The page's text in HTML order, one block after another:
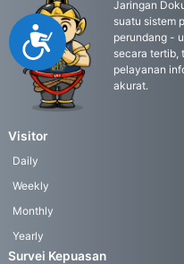
Accessibility
Jaringan
suatu sistem
perundang -
secara tertib,
pelayanan
akurat.
Visitor
Daily
Weekly
Monthly
Yearly
Survei Kepuasan